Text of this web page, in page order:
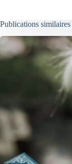
Publications similaires